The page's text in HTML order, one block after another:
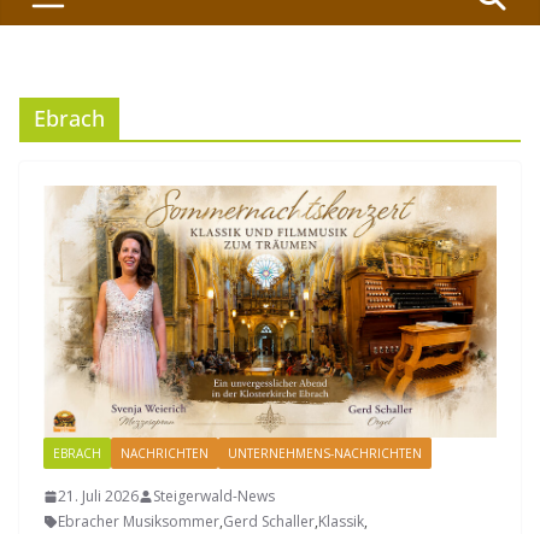
Ebrach
EBRACH NACHRICHTEN UNTERNEHMENS-NACHRICHTEN
21. Juli 2026
Steigerwald-News
Ebracher Musiksommer,Gerd Schaller,Klassik,